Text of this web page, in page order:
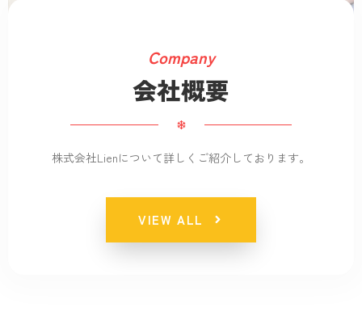
Company
会社概要
株式会社Lienについて詳しくご紹介しております。
VIEW ALL